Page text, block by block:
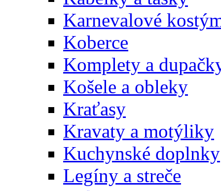
Karnevalové
Koberce
Komplety a
Košele a obleky
Kraťasy
Kravaty a motýliky
Kuchynské doplnky
Legíny a streče